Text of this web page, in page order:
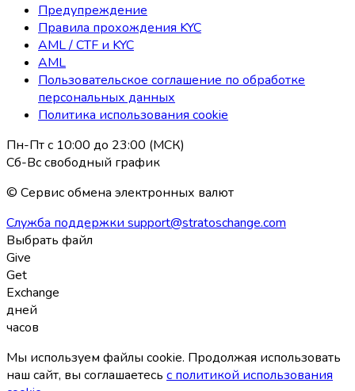
Предупреждение
Правила прохождения KYC
AML / CTF и KYC
AML
Пользовательское соглашение по обработке
персональных данных
Политика использования coоkie
Пн-Пт с 10:00 до 23:00 (МСК)
Сб-Вс свободный график
© Сервис обмена электронных валют
Служба поддержки support@stratoschange.com
Выбрать файл
Give
Get
Exchange
дней
часов
Мы используем файлы coоkie. Продолжая использовать
наш сайт, вы соглашаетесь с политикой использования